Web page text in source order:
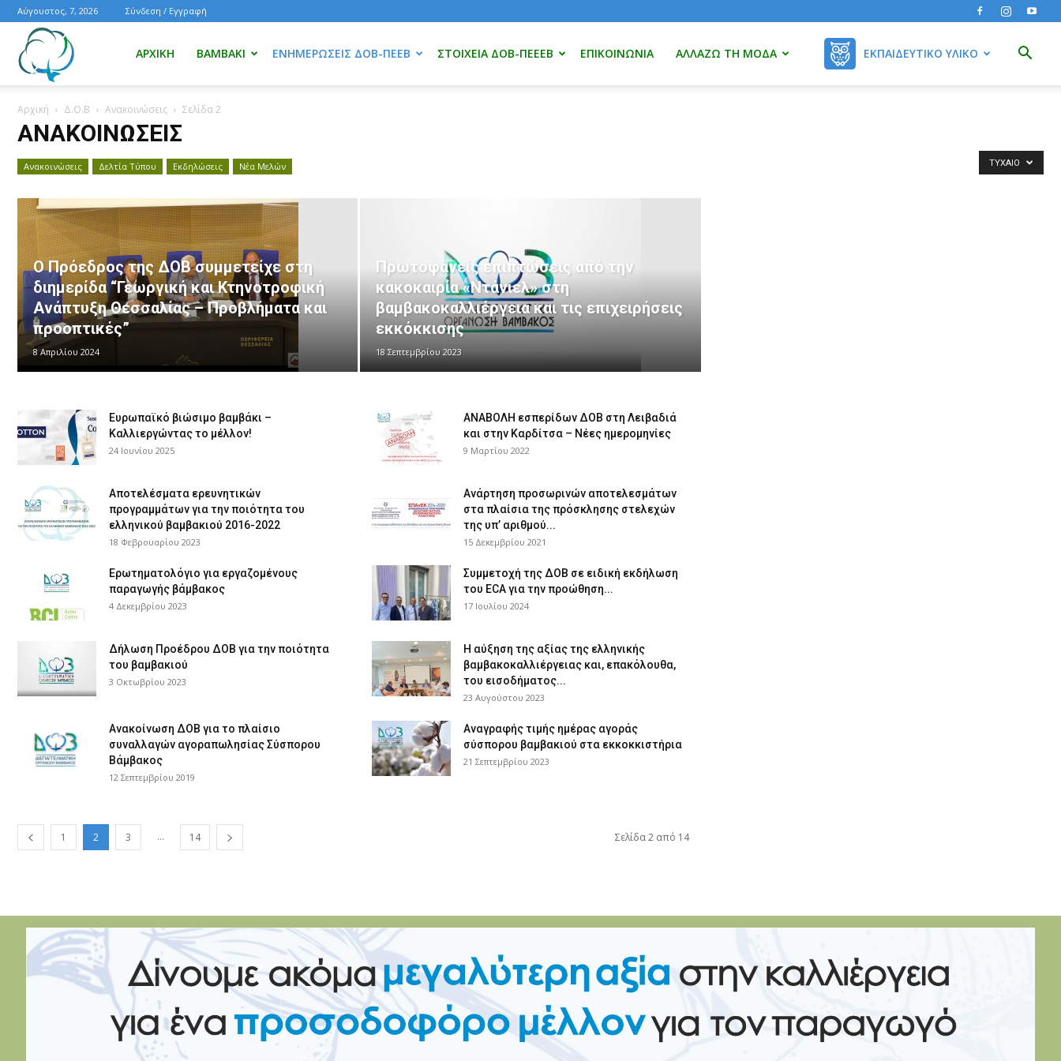
Αύγουστος, 7, 2026 Σύνδεση / Εγγραφή
για
το
βαμβάκι.
Όλα
τα
τελευταία
νέα
ελληνικό
βαμβάκι.
ΑΡΧΙΚΉ ΒΑΜΒΆΚΙ ΕΝΗΜΕΡΏΣΕΙΣ ΔΟΒ-ΠΕΕΒ ΣΤΟΙΧΕΊΑ ΔΟΒ-ΠΕΕΕΒ ΕΠΙΚΟΙΝΩΝΊΑ ΑΛΛΆΖΩ ΤΗ ΜΌΔΑ ΕΚΠΑΙΔΕΥΤΙΚΌ ΥΛΙΚΌ
Αρχική Δ.Ο.Β Ανακοινώσεις Σελίδα 2
ΑΝΑΚΟΙΝΏΣΕΙΣ
Ανακοινώσεις Δελτία Τύπου Εκδηλώσεις Νέα Μελών ΤΥΧΑΊΟ
Ο Πρόεδρος της ΔΟΒ συμμετείχε στη
διημερίδα “Γεωργική και Κτηνοτροφική
Ανάπτυξη Θεσσαλίας – Προβλήματα και
προοπτικές”
8 Απριλίου 2024
Πρωτοφανείς επιπτώσεις από την
κακοκαιρία «Ντάνιελ» στη
βαμβακοκαλλιέργεια και τις επιχειρήσεις
εκκόκκισης
18 Σεπτεμβρίου 2023
Ευρωπαϊκό βιώσιμο βαμβάκι –
Καλλιεργώντας το μέλλον!
24 Ιουνίου 2025
ΑΝΑΒΟΛΗ εσπερίδων ΔΟΒ στη Λειβαδιά
και στην Καρδίτσα – Νέες ημερομηνίες
9 Μαρτίου 2022
Αποτελέσματα ερευνητικών
προγραμμάτων για την ποιότητα του
ελληνικού βαμβακιού 2016-2022
18 Φεβρουαρίου 2023
Ανάρτηση προσωρινών αποτελεσμάτων
στα πλαίσια της πρόσκλησης στελεχών
της υπ’ αριθμού...
15 Δεκεμβρίου 2021
Ερωτηματολόγιο για εργαζομένους
παραγωγής βάμβακος
4 Δεκεμβρίου 2023
Συμμετοχή της ΔΟΒ σε ειδική εκδήλωση
του ECA για την προώθηση...
17 Ιουλίου 2024
Δήλωση Προέδρου ΔΟΒ για την ποιότητα
του βαμβακιού
3 Οκτωβρίου 2023
Η αύξηση της αξίας της ελληνικής
βαμβακοκαλλιέργειας και, επακόλουθα,
του εισοδήματος...
23 Αυγούστου 2023
Ανακοίνωση ΔΟΒ για το πλαίσιο
συναλλαγών αγοραπωλησίας Σύσπορου
Βάμβακος
12 Σεπτεμβρίου 2019
Αναγραφής τιμής ημέρας αγοράς
σύσπορου βαμβακιού στα εκκοκκιστήρια
21 Σεπτεμβρίου 2023
1 2 3 ... 14 Σελίδα 2 από 14